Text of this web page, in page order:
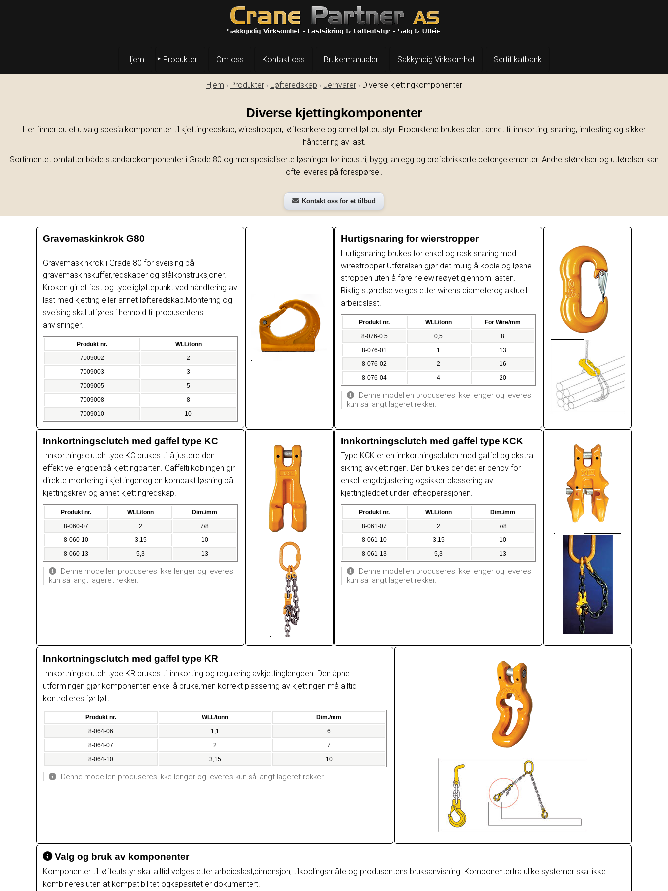
Hjem Produkter Om oss Kontakt oss Brukermanualer Sakkyndig Virksomhet Sertifikatbank
Hjem Produkter Løfteredskap Jernvarer Diverse kjettingkomponenter
Diverse kjettingkomponenter
Her finner du et utvalg spesialkomponenter til kjettingredskap, wirestropper, løfteankere og annet løfteutstyr. Produktene brukes blant annet til innkorting, snaring, innfesting og sikker
håndtering av last.
Sortimentet omfatter både standardkomponenter i Grade 80 og mer spesialiserte løsninger for industri, bygg, anlegg og prefabrikkerte betongelementer. Andre størrelser og utførelser kan
ofte leveres på forespørsel.
Kontakt oss for et tilbud
Gravemaskinkrok G80
Gravemaskinkrok i Grade 80 for sveising på
gravemaskinskuffer,redskaper og stålkonstruksjoner.
Kroken gir et fast og tydeligløftepunkt ved håndtering av
last med kjetting eller annet løfteredskap.Montering og
sveising skal utføres i henhold til produsentens
anvisninger.
Produkt nr.
WLL/tonn
7009002
2
7009003
3
7009005
5
7009008
8
7009010
10
Hurtigsnaring for wierstropper
Hurtigsnaring brukes for enkel og rask snaring med
wirestropper.Utførelsen gjør det mulig å koble og løsne
stroppen uten å føre helewireøyet gjennom lasten.
Riktig størrelse velges etter wirens diameterog aktuell
arbeidslast.
Produkt nr. WLL/tonn
For Wire/mm
8-076-0.5
0,5
8
8-076-01
1
13
8-076-02
2
16
8-076-04
4 20
Denne modellen produseres ikke lenger og leveres
kun så langt lageret rekker.
Innkortningsclutch med gaffel type KC
Innkortningsclutch type KC brukes til å justere den
effektive lengdenpå kjettingparten. Gaffeltilkoblingen gir
direkte montering i kjettingenog en kompakt løsning på
kjettingskrev og annet kjettingredskap.
Produkt nr. WLL/tonn
Dim./mm
8-060-07
2
7/8
8-060-10
3,15
10
8-060-13
5,3 13
Denne modellen produseres ikke lenger og leveres
kun så langt lageret rekker.
Innkortningsclutch med gaffel type KCK
Type KCK er en innkortningsclutch med gaffel og ekstra
sikring avkjettingen. Den brukes der det er behov for
enkel lengdejustering ogsikker plassering av
kjettingleddet under løfteoperasjonen.
Produkt nr. WLL/tonn
Dim./mm
8-061-07
2
7/8
8-061-10
3,15
10
8-061-13
5,3 13
Denne modellen produseres ikke lenger og leveres
kun så langt lageret rekker.
Innkortningsclutch med gaffel type KR
Innkortningsclutch type KR brukes til innkorting og regulering avkjettinglengden. Den åpne
utformingen gjør komponenten enkel å bruke,men korrekt plassering av kjettingen må alltid
kontrolleres før løft.
Produkt nr. WLL/tonn
Dim./mm
8-064-06
1,1
6
8-064-07
2
7
8-064-10
3,15 10
Denne modellen produseres ikke lenger og leveres kun så langt lageret rekker.
Valg og bruk av komponenter
Komponenter til løfteutstyr skal alltid velges etter arbeidslast,dimensjon, tilkoblingsmåte og produsentens bruksanvisning. Komponenterfra ulike systemer skal ikke
kombineres uten at kompatibilitet ogkapasitet er dokumentert.